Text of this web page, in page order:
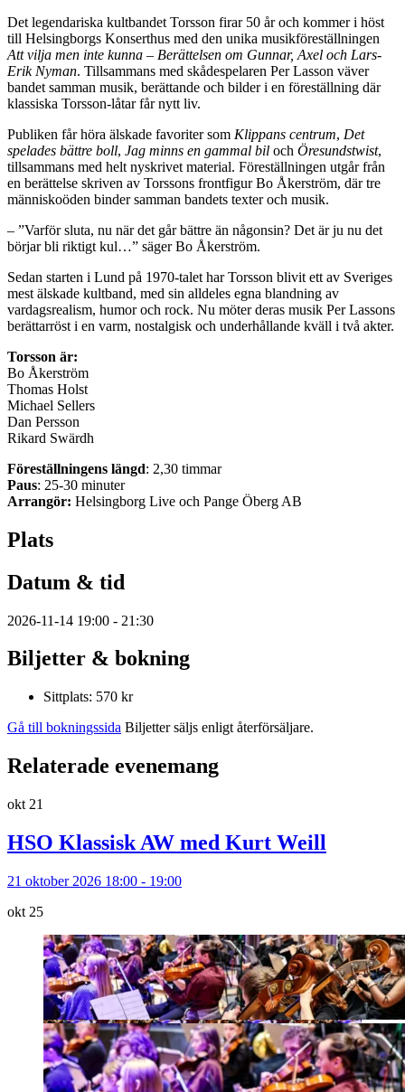
Det legendariska kultbandet Torsson firar 50 år och kommer i höst
till Helsingborgs Konserthus med den unika musikföreställningen
Att vilja men inte kunna – Berättelsen om Gunnar, Axel och Lars-
Erik Nyman. Tillsammans med skådespelaren Per Lasson väver
bandet samman musik, berättande och bilder i en föreställning där
klassiska Torsson-låtar får nytt liv.
Publiken får höra älskade favoriter som Klippans centrum, Det
spelades bättre boll, Jag minns en gammal bil och Öresundstwist,
tillsammans med helt nyskrivet material. Föreställningen utgår från
en berättelse skriven av Torssons frontfigur Bo Åkerström, där tre
människoöden binder samman bandets texter och musik.
– ”Varför sluta, nu när det går bättre än någonsin? Det är ju nu det
börjar bli riktigt kul…” säger Bo Åkerström.
Sedan starten i Lund på 1970-talet har Torsson blivit ett av Sveriges
mest älskade kultband, med sin alldeles egna blandning av
vardagsrealism, humor och rock. Nu möter deras musik Per Lassons
berättarröst i en varm, nostalgisk och underhållande kväll i två akter.
Torsson är:
Bo Åkerström
Thomas Holst
Michael Sellers
Dan Persson
Rikard Swärdh
Föreställningens längd: 2,30 timmar
Paus: 25-30 minuter
Arrangör: Helsingborg Live och Pange Öberg AB
Plats
Datum & tid
2026-11-14 19:00 - 21:30
Biljetter & bokning
Sittplats: 570 kr
Gå till bokningssida Biljetter säljs enligt återförsäljare.
Relaterade evenemang
okt 21
HSO Klassisk AW med Kurt Weill
21 oktober 2026 18:00 - 19:00
okt 25